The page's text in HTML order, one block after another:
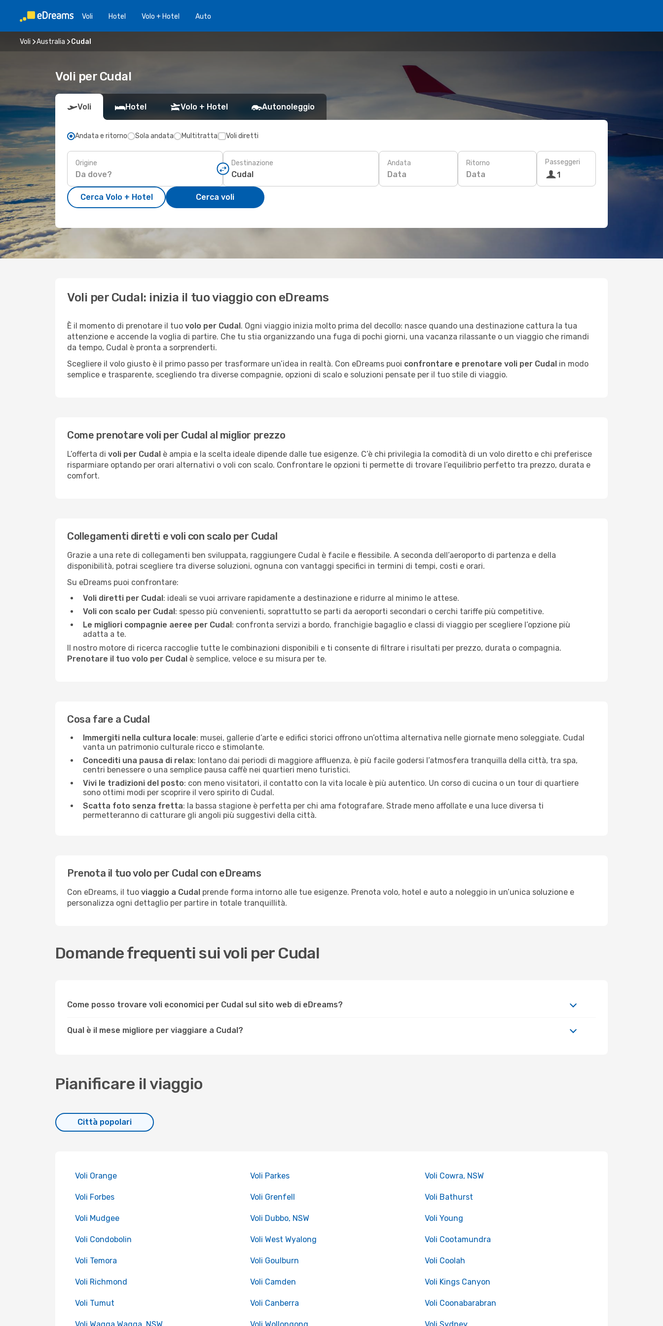
Voli Hotel Volo + Hotel Auto
Voli Australia Cudal
Voli per Cudal
Voli Hotel Volo + Hotel Autonoleggio
Andata e ritorno Sola andata Multitratta Voli diretti
Origine Destinazione Andata
Data
Ritorno
Data
Passeggeri
1
Cerca Volo + Hotel Cerca voli
Voli per Cudal: inizia il tuo viaggio con eDreams
È il momento di prenotare il tuo volo per Cudal. Ogni viaggio inizia molto prima del decollo: nasce quando una destinazione cattura la tua
attenzione e accende la voglia di partire. Che tu stia organizzando una fuga di pochi giorni, una vacanza rilassante o un viaggio che rimandi
da tempo, Cudal è pronta a sorprenderti.
Scegliere il volo giusto è il primo passo per trasformare un’idea in realtà. Con eDreams puoi confrontare e prenotare voli per Cudal in modo
semplice e trasparente, scegliendo tra diverse compagnie, opzioni di scalo e soluzioni pensate per il tuo stile di viaggio.
Come prenotare voli per Cudal al miglior prezzo
L’offerta di voli per Cudal è ampia e la scelta ideale dipende dalle tue esigenze. C’è chi privilegia la comodità di un volo diretto e chi preferisce
risparmiare optando per orari alternativi o voli con scalo. Confrontare le opzioni ti permette di trovare l’equilibrio perfetto tra prezzo, durata e
comfort.
Collegamenti diretti e voli con scalo per Cudal
Grazie a una rete di collegamenti ben sviluppata, raggiungere Cudal è facile e flessibile. A seconda dell’aeroporto di partenza e della
disponibilità, potrai scegliere tra diverse soluzioni, ognuna con vantaggi specifici in termini di tempi, costi e orari.
Su eDreams puoi confrontare:
Voli diretti per Cudal: ideali se vuoi arrivare rapidamente a destinazione e ridurre al minimo le attese.
Voli con scalo per Cudal: spesso più convenienti, soprattutto se parti da aeroporti secondari o cerchi tariffe più competitive.
Le migliori compagnie aeree per Cudal: confronta servizi a bordo, franchigie bagaglio e classi di viaggio per scegliere l’opzione più
adatta a te.
Il nostro motore di ricerca raccoglie tutte le combinazioni disponibili e ti consente di filtrare i risultati per prezzo, durata o compagnia.
Prenotare il tuo volo per Cudal è semplice, veloce e su misura per te.
Cosa fare a Cudal
Immergiti nella cultura locale: musei, gallerie d’arte e edifici storici offrono un’ottima alternativa nelle giornate meno soleggiate. Cudal
vanta un patrimonio culturale ricco e stimolante.
Concediti una pausa di relax: lontano dai periodi di maggiore affluenza, è più facile godersi l’atmosfera tranquilla della città, tra spa,
centri benessere o una semplice pausa caffè nei quartieri meno turistici.
Vivi le tradizioni del posto: con meno visitatori, il contatto con la vita locale è più autentico. Un corso di cucina o un tour di quartiere
sono ottimi modi per scoprire il vero spirito di Cudal.
Scatta foto senza fretta: la bassa stagione è perfetta per chi ama fotografare. Strade meno affollate e una luce diversa ti
permetteranno di catturare gli angoli più suggestivi della città.
Prenota il tuo volo per Cudal con eDreams
Con eDreams, il tuo viaggio a Cudal prende forma intorno alle tue esigenze. Prenota volo, hotel e auto a noleggio in un’unica soluzione e
personalizza ogni dettaglio per partire in totale tranquillità.
Domande frequenti sui voli per Cudal
Come posso trovare voli economici per Cudal sul sito web di eDreams?
Qual è il mese migliore per viaggiare a Cudal?
Pianificare il viaggio
Città popolari
Voli Orange Voli Parkes Voli Cowra, NSW
Voli Forbes Voli Grenfell Voli Bathurst
Voli Mudgee Voli Dubbo, NSW Voli Young
Voli Condobolin Voli West Wyalong Voli Cootamundra
Voli Temora Voli Goulburn Voli Coolah
Voli Richmond Voli Camden Voli Kings Canyon
Voli Tumut Voli Canberra Voli Coonabarabran